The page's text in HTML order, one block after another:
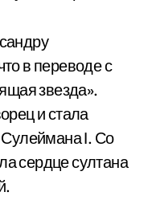
в переводе с
звезда».
и стала
Сулеймана I. Со
сердце султана